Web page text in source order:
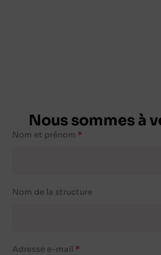
Nous sommes à
Nom et prénom
Nom de la structure
Adresse e-mail